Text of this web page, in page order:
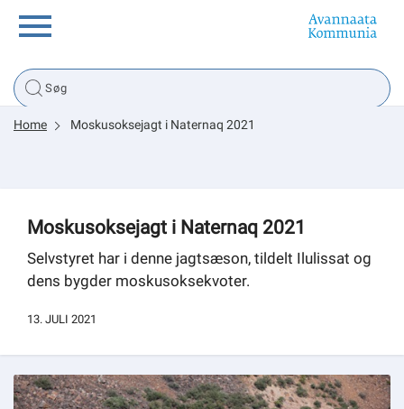
Borger
Tsunami
Planportal
Home Moskusoksejagt i Naternaq 2021
Moskusoksejagt i Naternaq 2021
Selvstyret har i denne jagtsæson, tildelt Ilulissat og
dens bygder moskusoksekvoter.
13. JULI 2021